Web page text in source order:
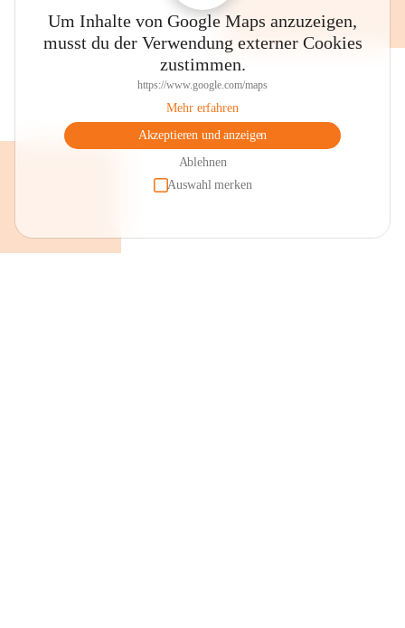
Um Inhalte von Google Maps anzuzeigen,
musst du der Verwendung externer Cookies
zustimmen.
https://www.google.com/maps
Mehr erfahren
Akzeptieren und anzeigen
Ablehnen
Auswahl merken